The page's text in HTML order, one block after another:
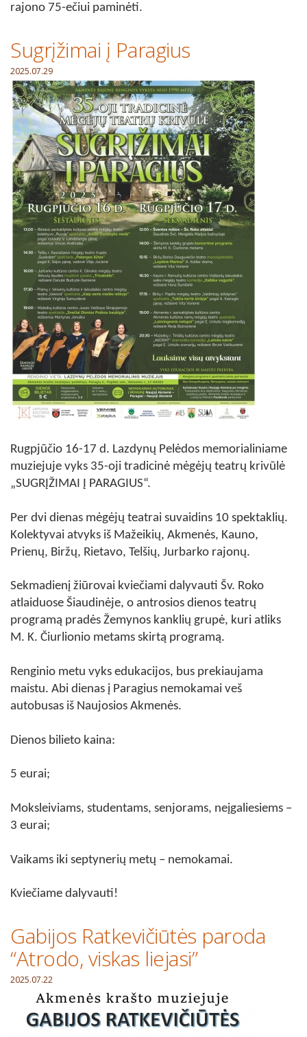
rajono 75-ečiui paminėti.
Sugrįžimai į Paragius
2025.07.29
Rugpjūčio 16-17 d. Lazdynų Pelėdos memorialiniame
muziejuje vyks 35-oji tradicinė mėgėjų teatrų krivūlė
„SUGRĮŽIMAI Į PARAGIUS“.
Per dvi dienas mėgėjų teatrai suvaidins 10 spektaklių.
Kolektyvai atvyks iš Mažeikių, Akmenės, Kauno,
Prienų, Biržų, Rietavo, Telšių, Jurbarko rajonų.
Sekmadienį žiūrovai kviečiami dalyvauti Šv. Roko
atlaiduose Šiaudinėje, o antrosios dienos teatrų
programą pradės Žemynos kanklių grupė, kuri atliks
M. K. Čiurlionio metams skirtą programą.
Renginio metu vyks edukacijos, bus prekiaujama
maistu. Abi dienas į Paragius nemokamai veš
autobusas iš Naujosios Akmenės.
Dienos bilieto kaina:
5 eurai;
Moksleiviams, studentams, senjorams, neįgaliesiems –
3 eurai;
Vaikams iki septynerių metų – nemokamai.
Kviečiame dalyvauti!
Gabijos Ratkevičiūtės paroda
“Atrodo, viskas liejasi”
2025.07.22